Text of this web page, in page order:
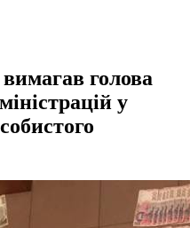
голова
у